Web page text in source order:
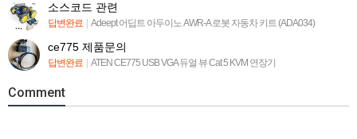
소스코드 관련
답변완료 Adeept 어딥트 아두이노 AWR-A 로봇 자동차 키트 (ADA034)
ce775 제품문의
답변완료 ATEN CE775 USB VGA 듀얼 뷰 Cat 5 KVM 연장기
Comment